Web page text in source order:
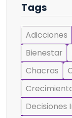
Tags
Adicciones
Bienestar
Chacras
Decisiones